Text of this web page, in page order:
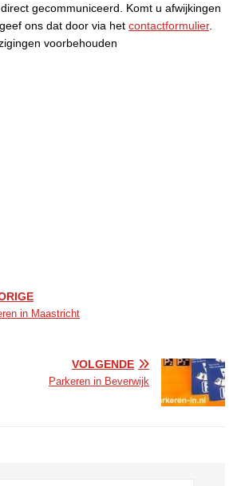
gecommuniceerd. Komt u afwijkingen
ons dat door via het contactformulier.
voorbehouden
in Maastricht
VOLGENDE
Parkeren in Beverwijk